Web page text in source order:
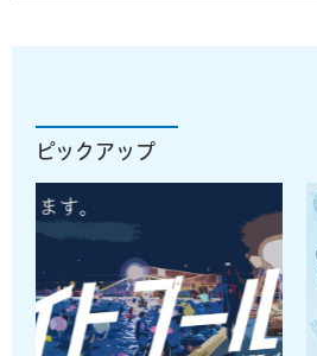
ピックアップ